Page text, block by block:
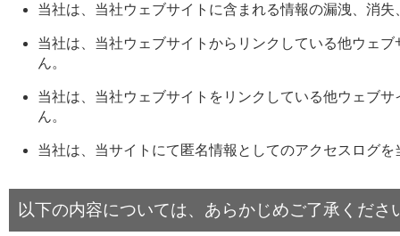
当社は、当社ウェブサイトに含まれる情報の漏洩、消
当社は、当社ウェブサイトからリンクしている他ウェ
ん。
当社は、当社ウェブサイトをリンクしている他ウェブ
ん。
当社は、当サイトにて匿名情報としてのアクセスログ
以下の内容については、あらかじめご了承くださ